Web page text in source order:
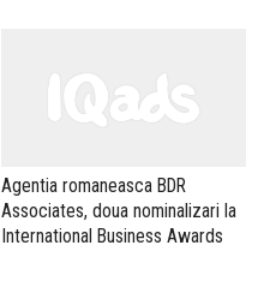
Agentia romaneasca BDR
Associates, doua nominalizari la
International Business Awards